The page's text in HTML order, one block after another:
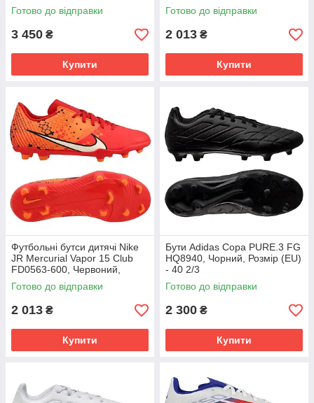
(EU) - 43
Готово до відправки
3 450 ₴
Купити
Готово до відправки
2 013 ₴
Купити
Футбольні бутси дитячі Nike
JR Mercurial Vapor 15 Club
FD0563-600, Червоний,
Розмір (EU) - 38
Готово до відправки
2 013 ₴
Купити
Бути Adidas Copa PURE.3 FG
HQ8940, Чорний, Розмір (EU)
- 40 2/3
Готово до відправки
2 300 ₴
Купити